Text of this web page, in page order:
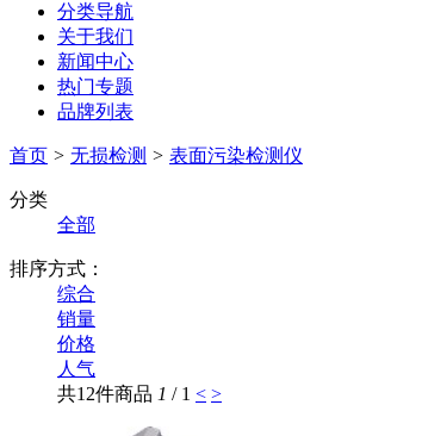
分类导航
关于我们
新闻中心
热门专题
品牌列表
首页 > 无损检测 > 表面污染检测仪
分类
全部
排序方式：
综合
销量
价格
人气
共12件商品 1 / 1 < >